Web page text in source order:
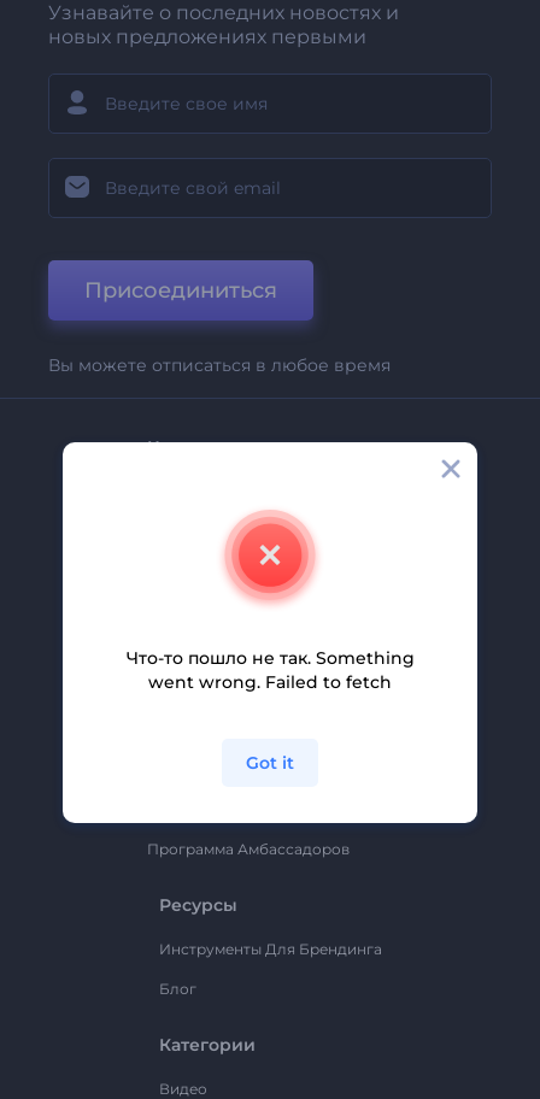
Узнавайте о последних новостях и
новых предложениях первыми
Присоединиться
Вы можете отписаться в любое время
Компания
Свяжитесь С Нами
Помощь И Поддержка
Партнерская Программа
Политика Конфиденциальности
Программа Амбассадоров
Ресурсы
Инструменты Для Брендинга
Блог
Категории
Видео
Что-то пошло не так. Something
went wrong. Failed to fetch
Got it